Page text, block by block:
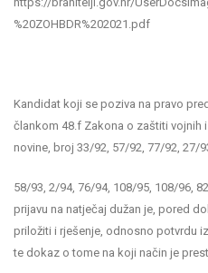
%20ZOHBDR%202021.pdf
Kandidat koji se poziva na pravo
člankom 48.f Zakona o zaštiti vojnih
novine, broj 33/92, 57/92, 77/92, 27/
58/93, 2/94, 76/94, 108/95, 108/96,
prijavu na natječaj dužan je, pored
priložiti i rješenje, odnosno potvrdu
te dokaz o tome na koji način je